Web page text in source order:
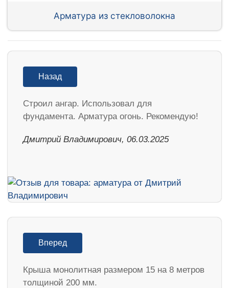
Арматура из стекловолокна
Назад
Строил ангар. Использовал для
фундамента. Арматура огонь. Рекомендую!
Дмитрий Владимирович, 06.03.2025
Вперед
Крыша монолитная размером 15 на 8 метров
толщиной 200 мм.